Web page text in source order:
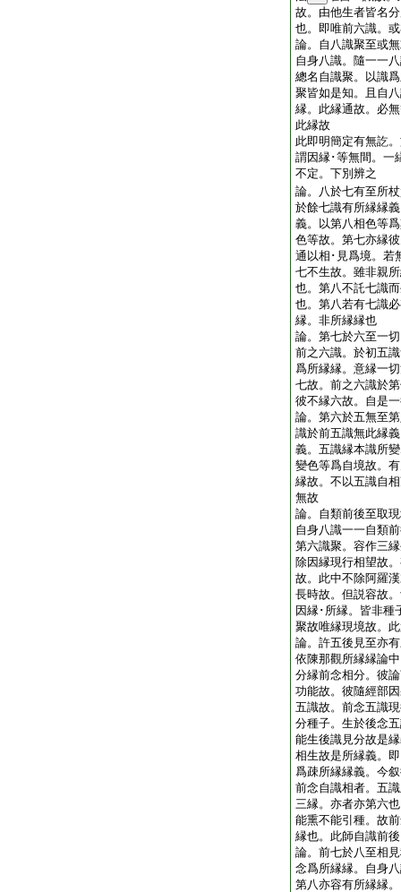
故。由他生者皆名
也。即唯前六識。
論。自八識聚至或
自身八識。隨一一
總名自識聚。以識
聚皆如是知。且自
縁。此縁通故。必
此縁故
此即明簡定有無訖
謂因縁･等無間。一
不定。下別辨之
論。八於七有至所
於餘七識有所縁縁
義。以第八相色等
色等故。第七亦縁
通以相･見爲境。若
七不生故。雖非親
也。第八不託七識
也。第八若有七識
縁。非所縁縁也
論。第七於六至一
前之六識。於初五
爲所縁縁。意縁一
七故。前之六識於
彼不縁六故。自是
論。第六於五無至
識於前五識無此縁
義。五識縁本識所
變色等爲自境故。
縁故。不以五識自
無故
論。自類前後至取
自身八識一一自類
第六識聚。容作三
除因縁現行相望故
故。此中不除阿羅
長時故。但説容故
因縁･所縁。皆非種
聚故唯縁現境故。
論。許五後見至亦
依陳那觀所縁縁論
分縁前念相分。彼
功能故。彼隨經部
五識故。前念五識
分種子。生於後念
能生後識見分故是
相生故是所縁義。
爲疎所縁縁義。今
前念自識相者。五
三縁。亦者亦第六
能熏不能引種。故
縁也。此師自識前
論。前七於八至相
念爲所縁縁。自身
第八亦容有所縁縁